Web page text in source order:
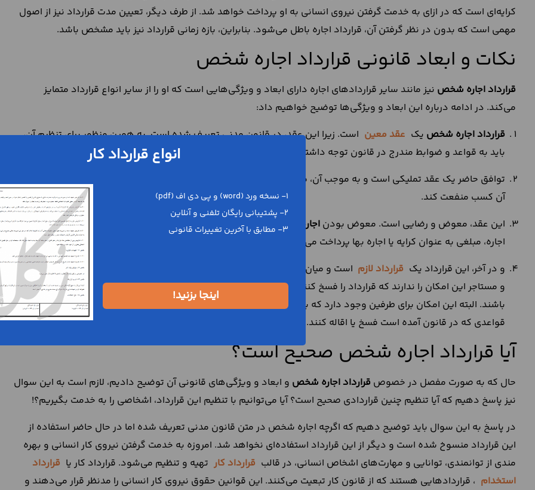
کرایه‌ای است که در ازای به خدمت گرفتن نیروی انسانی به او پرداخت خواهد شد. از طرف دیگر، تعیین مدت قرارداد نیز از اصول
مهمی است که بدون در نظر گرفتن آن، قرارداد اجاره باطل می‌شود. بنابراین، بازه زمانی قرارداد نیز باید مشخص باشد.
نکات و ابعاد قانونی قرارداد اجاره شخص
قرارداد اجاره شخص نیز مانند سایر قراردادهای اجاره دارای ابعاد و ویژگی‌هایی است که او را از سایر انواع قرارداد متمایز
می‌کند. در ادامه درباره این ابعاد و ویژگی‌ها توضیح خواهیم داد:
قرارداد اجاره شخص یک عقد معین است. زیرا این عقد، در قانون مدنی تعریف شده است. به همین منظور برای تنظیم آن،
باید به قواعد و ضوابط مندرج در قانون توجه داشته باشید.
توافق حاضر یک عقد تملیکی است و به موجب آن، مستاجر در طول بازه زمانی قرارداد، مالک مورد اجاره می‌شود و می‌تواند از
آن کسب منفعت کند.
این عقد، معوض و رضایی است. معوض بودن اجاره نامه شخص به این معنی خواهد بود که در ازای در اختیار گرفتن مال
اجاره، مبلغی به عنوان کرایه یا اجاره بها پرداخت می‌شود و این قرارداد رایگان نخواهد بود.
و در آخر، این قرارداد یک قرارداد لازم است و میان طرفین آن لازم الاتباع خواهد بود. به این معنی که هیچ کدام یک از موجر
و مستاجر این امکان را ندارند که قرارداد را فسخ کنند و باید تا پایان مدت قرارداد به تعهدات و مسئولیت‌های خود پایبند
باشند. البته این امکان برای طرفین وجود دارد که برای
فسخ قرارداد شروطی را در نظر بگیرند یا اینکه قرارداد را با استناد به
قواعدی که در قانون آمده است فسخ یا اقاله کنند.
آیا قرارداد اجاره شخص صحیح است؟
حال که به صورت مفصل در خصوص قرارداد اجاره شخص و ابعاد و ویژگی‌های قانونی آن توضیح دادیم، لازم است به این سوال
نیز پاسخ دهیم که آیا تنظیم چنین قراردادی صحیح است؟ آیا می‌توانیم با تنظیم این قرارداد، اشخاصی را به خدمت بگیریم؟!
در پاسخ به این سوال باید توضیح دهیم که اگرچه اجاره شخص در متن قانون مدنی تعریف شده اما در حال حاضر استفاده از
این قرارداد منسوخ شده است و دیگر از این قرارداد استفاده‌ای نخواهد شد. امروزه به خدمت گرفتن نیروی کار انسانی و بهره
مندی از توانمندی، توانایی و مهارت‌های اشخاص انسانی، در قالب قرارداد کار تهیه و تنظیم می‌شود. قرارداد کار یا قرارداد
استخدام ، قراردادهایی هستند که از قانون کار تبعیت می‌کنند. این قوانین حقوق نیروی کار انسانی را مدنظر قرار می‌دهند و
انواع قرارداد کار
1- نسخه ورد (word) و پی دی اف (pdf)
2- پشتیبانی رایگان تلفنی و آنلاین
3- مطابق با آخرین تغییرات قانونی
اینجا بزنید!